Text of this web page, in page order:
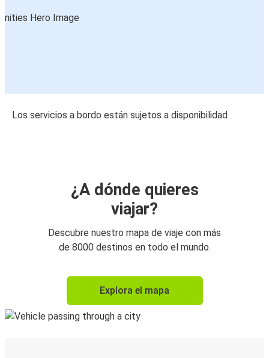
Los servicios a bordo están sujetos a disponibilidad
¿A dónde quieres
viajar?
Descubre nuestro mapa de viaje con más
de 8000 destinos en todo el mundo.
Explora el mapa